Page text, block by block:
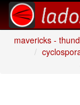
mavericks -